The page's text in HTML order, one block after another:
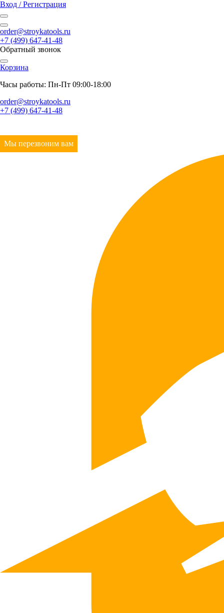
Вход / Регистрация
order@stroykatools.ru
+7 (499) 647-41-48
Обратный звонок
Корзина
Часы работы: Пн-Пт 09:00-18:00
order@stroykatools.ru
+7 (499) 647-41-48
Мы перезвоним вам